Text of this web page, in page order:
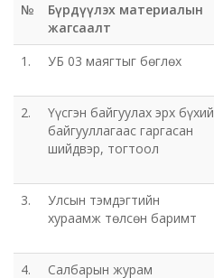
№
Бүрдүүлэх материалын
жагсаалт
1. УБ 03 маягтыг бөглөх
2.
Үүсгэн байгуулах эрх бүхий
байгууллагаас гаргасан
шийдвэр, тогтоол
3.
Улсын тэмдэгтийн
хураамж төлсөн баримт
4.
Салбарын журам